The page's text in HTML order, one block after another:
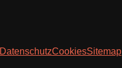
DatenschutzCookiesSitemap